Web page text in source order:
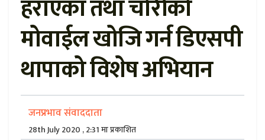
हराएका तथा चोरीको
मोवाईल खोजि गर्न डिएसपी
थापाको विशेष अभियान
जनप्रभाव संवाददाता
28th July 2020 , 2:31 मा प्रकाशित